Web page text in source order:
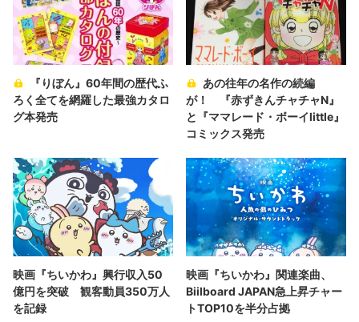
『りぼん』60年間の歴代ふ
ろく全てを網羅した最強カタロ
グ本発売
あの往年の名作の続編
が！ 『赤ずきんチャチャN』
と『ママレード・ボーイlittle』
コミックス発売
映画『ちいかわ』興行収入50
億円を突破 観客動員350万人
を記録
映画『ちいかわ』関連楽曲、
Biilboard JAPAN急上昇チャー
トTOP10を半分占拠